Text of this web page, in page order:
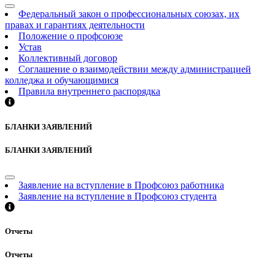
Федеральный закон о профессиональных союзах, их
правах и гарантиях деятельности
Положение о профсоюзе
Устав
Коллективный договор
Соглашение о взаимодействии между администрацией
колледжа и обучающимися
Правила внутреннего распорядка
БЛАНКИ ЗАЯВЛЕНИЙ
БЛАНКИ ЗАЯВЛЕНИЙ
Заявление на вступление в Профсоюз работника
Заявление на вступление в Профсоюз студента
Отчеты
Отчеты